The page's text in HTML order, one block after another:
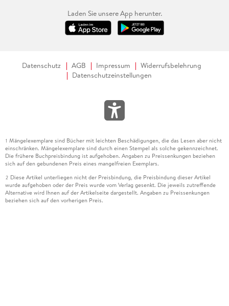
Laden Sie unsere App herunter.
Datenschutz AGB Impressum
Widerrufsbelehrung
Datenschutzeinstellungen
1 Mängelexemplare sind Bücher mit leichten Beschädigungen, die das Lesen aber nicht
einschränken. Mängelexemplare sind durch einen Stempel als solche gekennzeichnet.
Die frühere Buchpreisbindung ist aufgehoben. Angaben zu Preissenkungen beziehen
sich auf den gebundenen Preis eines mangelfreien Exemplars.
2 Diese Artikel unterliegen nicht der Preisbindung, die Preisbindung dieser Artikel
wurde aufgehoben oder der Preis wurde vom Verlag gesenkt. Die jeweils zutreffende
Alternative wird Ihnen auf der Artikelseite dargestellt. Angaben zu Preissenkungen
beziehen sich auf den vorherigen Preis.